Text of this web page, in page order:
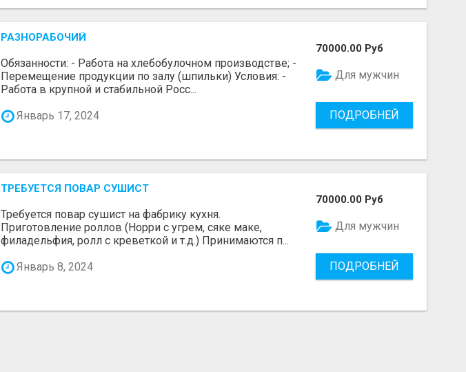
РАЗНОРАБОЧИЙ
Обязанности: - Работа на хлебобулочном производстве; -
Перемещение продукции по залу (шпильки) Условия: -
Работа в крупной и стабильной Росс...
Январь 17, 2024
70000.00 Руб
Для мужчин
ПОДРОБНЕЙ
ТРЕБУЕТСЯ ПОВАР СУШИСТ
Требуется повар сушист на фабрику кухня.
Приготовление роллов (Норри с угрем, сяке маке,
филадельфия, ролл с креветкой и т.д.) Принимаются п...
Январь 8, 2024
70000.00 Руб
Для мужчин
ПОДРОБНЕЙ